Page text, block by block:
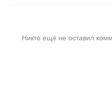
Никто ещё не оставил